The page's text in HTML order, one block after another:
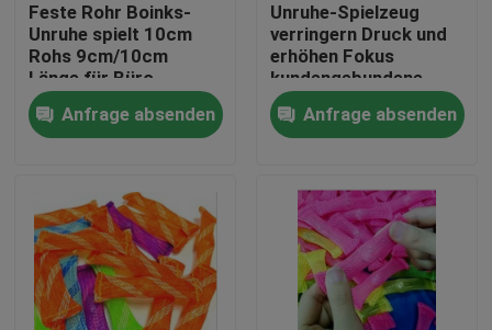
Produkte
Über uns
Feste Rohr Boinks-
Unruhe spielt 10cm
Rohs 9cm/10cm
Länge für Büro
Anfrage absenden
Unruhe-Spielzeug
verringern Druck und
erhöhen Fokus
kundengebundene
Länge
Anfrage absenden